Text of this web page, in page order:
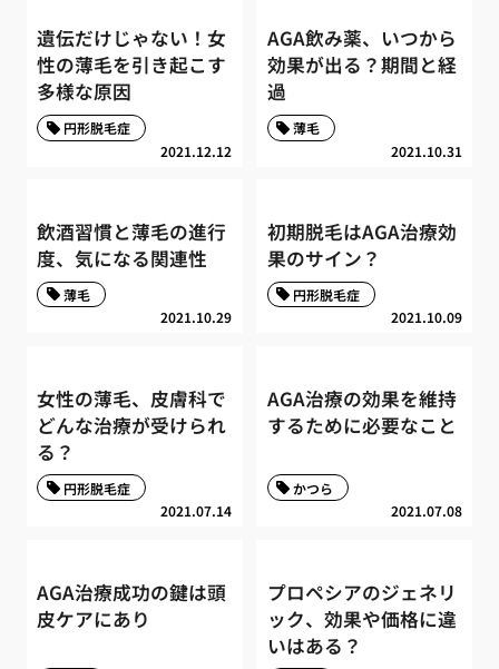
遺伝だけじゃない！女
性の薄毛を引き起こす
多様な原因
2021.12.12
円形脱毛症
AGA飲み薬、いつから
効果が出る？期間と経
過
2021.10.31
薄毛
飲酒習慣と薄毛の進行
度、気になる関連性
2021.10.29
薄毛
初期脱毛はAGA治療効
果のサイン？
2021.10.09
円形脱毛症
女性の薄毛、皮膚科で
どんな治療が受けられ
る？
2021.07.14
円形脱毛症
AGA治療の効果を維持
するために必要なこと
2021.07.08
かつら
AGA治療成功の鍵は頭
皮ケアにあり
プロペシアのジェネリ
ック、効果や価格に違
いはある？